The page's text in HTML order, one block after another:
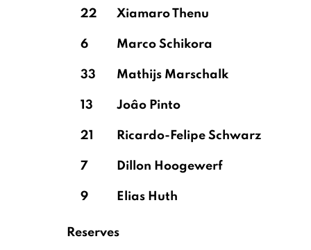
22 Xiamaro Thenu
6 Marco Schikora
33 Mathijs Marschalk
13 Joâo Pinto
21 Ricardo-Felipe Schwarz
7 Dillon Hoogewerf
9 Elias Huth
Reserves